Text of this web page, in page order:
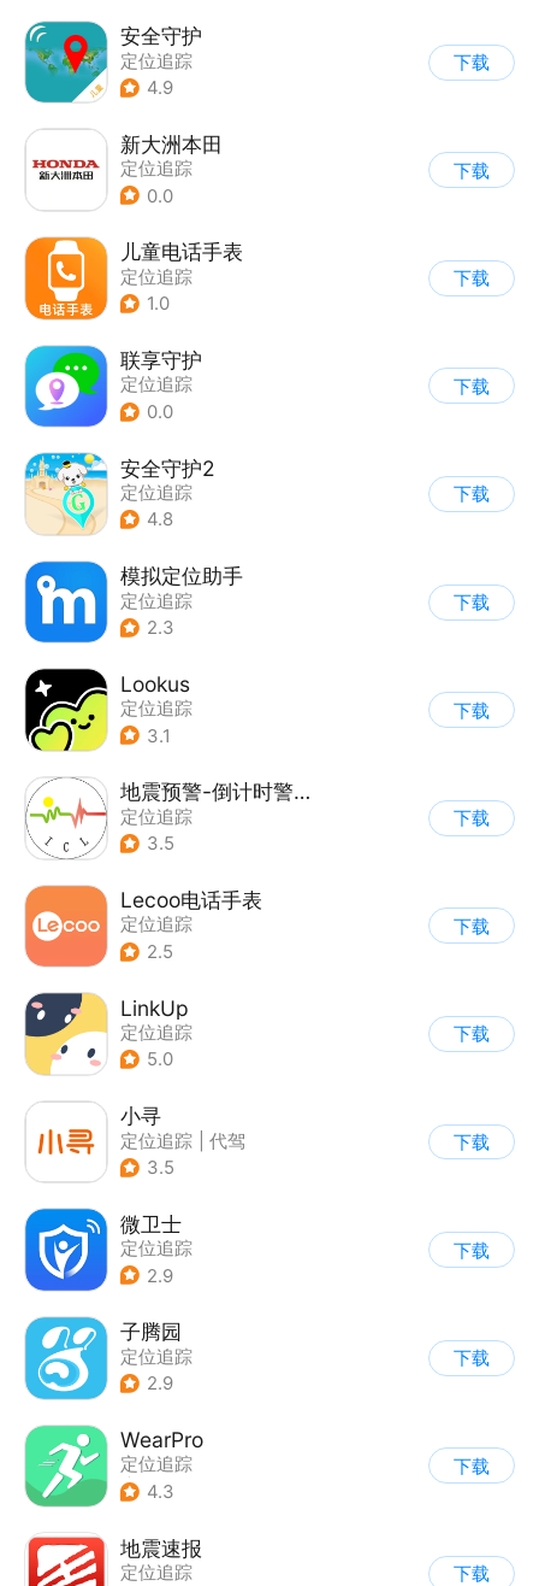
安全守护
定位追踪
4.9
下载
新大洲本田
定位追踪
0.0
下载
儿童电话手表
定位追踪
1.0
下载
联享守护
定位追踪
0.0
下载
安全守护2
定位追踪
4.8
下载
模拟定位助手
定位追踪
2.3
下载
Lookus
定位追踪
3.1
下载
地震预警-倒计时警报
定位追踪
3.5
下载
Lecoo电话手表
定位追踪
2.5
下载
LinkUp
定位追踪
5.0
下载
小寻
定位追踪
代驾
3.5
下载
微卫士
定位追踪
2.9
下载
子腾园
定位追踪
2.9
下载
WearPro
定位追踪
| 智能穿戴设备
4.3
下载
地震速报
定位追踪
下载